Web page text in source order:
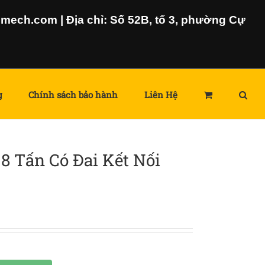
| Địa chỉ: Số 52B, tổ 3, phường Cự
Chính sách bảo hành Liên Hệ
Tấn Có Đai Kết Nối